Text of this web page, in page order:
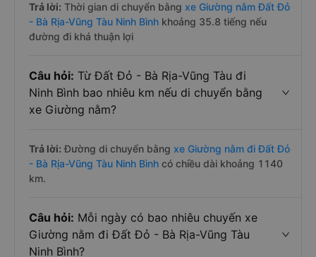
Trả lời: Thời gian di chuyển bằng xe Giường nằm Đất Đỏ
- Bà Rịa-Vũng Tàu Ninh Bình khoảng 35.8 tiếng nếu
đường đi khá thuận lợi
Câu hỏi: Từ Đất Đỏ - Bà Rịa-Vũng Tàu đi
Ninh Bình bao nhiêu km nếu di chuyển bằng
xe Giường nằm?
Trả lời: Đường di chuyển bằng xe Giường nằm đi Đất Đỏ
- Bà Rịa-Vũng Tàu Ninh Bình có chiều dài khoảng 1140
km.
Câu hỏi: Mỗi ngày có bao nhiêu chuyến xe
Giường nằm đi Đất Đỏ - Bà Rịa-Vũng Tàu
Ninh Bình?